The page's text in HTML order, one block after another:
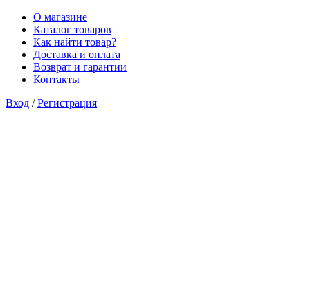
О магазине
Каталог товаров
Как найти товар?
Доставка и оплата
Возврат и гарантии
Контакты
Вход / Регистрация